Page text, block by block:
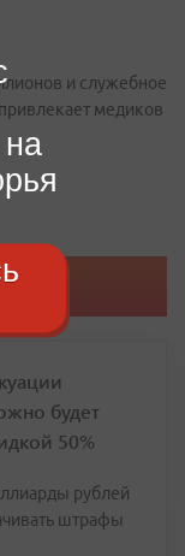
и служебное
медиков
будет
50%
рублей
штрафы